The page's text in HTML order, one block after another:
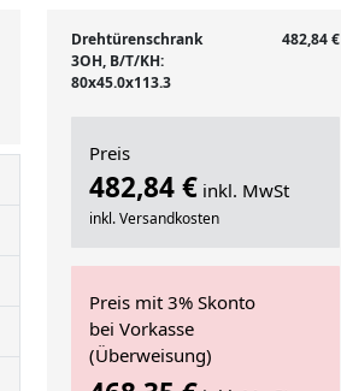
Drehtürenschrank
3OH, B/T/KH:
80x45.0x113.3
482,84 €
Preis
482,84 € inkl. MwSt
inkl. Versandkosten
Preis mit 3% Skonto
bei Vorkasse
(Überweisung)